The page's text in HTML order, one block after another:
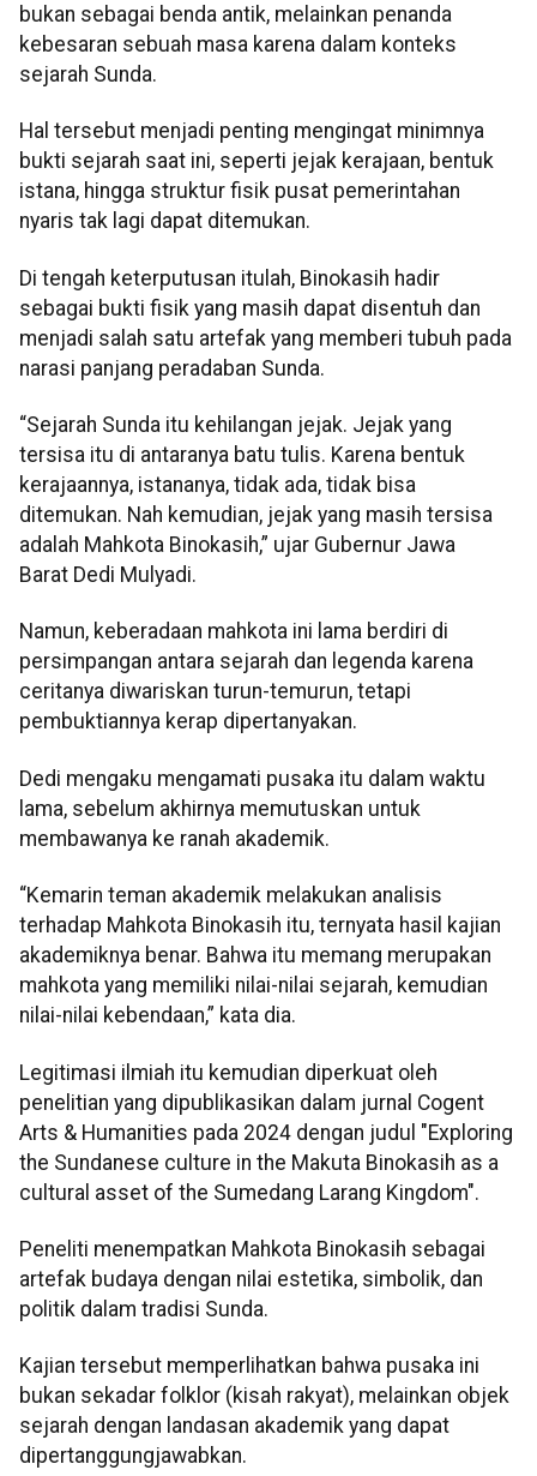
bukan sebagai benda antik, melainkan penanda
kebesaran sebuah masa karena dalam konteks
sejarah Sunda.
Hal tersebut menjadi penting mengingat minimnya
bukti sejarah saat ini, seperti jejak kerajaan, bentuk
istana, hingga struktur fisik pusat pemerintahan
nyaris tak lagi dapat ditemukan.
Di tengah keterputusan itulah, Binokasih hadir
sebagai bukti fisik yang masih dapat disentuh dan
menjadi salah satu artefak yang memberi tubuh pada
narasi panjang peradaban Sunda.
“Sejarah Sunda itu kehilangan jejak. Jejak yang
tersisa itu di antaranya batu tulis. Karena bentuk
kerajaannya, istananya, tidak ada, tidak bisa
ditemukan. Nah kemudian, jejak yang masih tersisa
adalah Mahkota Binokasih,” ujar Gubernur Jawa
Barat Dedi Mulyadi.
Namun, keberadaan mahkota ini lama berdiri di
persimpangan antara sejarah dan legenda karena
ceritanya diwariskan turun-temurun, tetapi
pembuktiannya kerap dipertanyakan.
Dedi mengaku mengamati pusaka itu dalam waktu
lama, sebelum akhirnya memutuskan untuk
membawanya ke ranah akademik.
“Kemarin teman akademik melakukan analisis
terhadap Mahkota Binokasih itu, ternyata hasil kajian
akademiknya benar. Bahwa itu memang merupakan
mahkota yang memiliki nilai-nilai sejarah, kemudian
nilai-nilai kebendaan,” kata dia.
Legitimasi ilmiah itu kemudian diperkuat oleh
penelitian yang dipublikasikan dalam jurnal Cogent
Arts & Humanities pada 2024 dengan judul "Exploring
the Sundanese culture in the Makuta Binokasih as a
cultural asset of the Sumedang Larang Kingdom".
Peneliti menempatkan Mahkota Binokasih sebagai
artefak budaya dengan nilai estetika, simbolik, dan
politik dalam tradisi Sunda.
Kajian tersebut memperlihatkan bahwa pusaka ini
bukan sekadar folklor (kisah rakyat), melainkan objek
sejarah dengan landasan akademik yang dapat
dipertanggungjawabkan.